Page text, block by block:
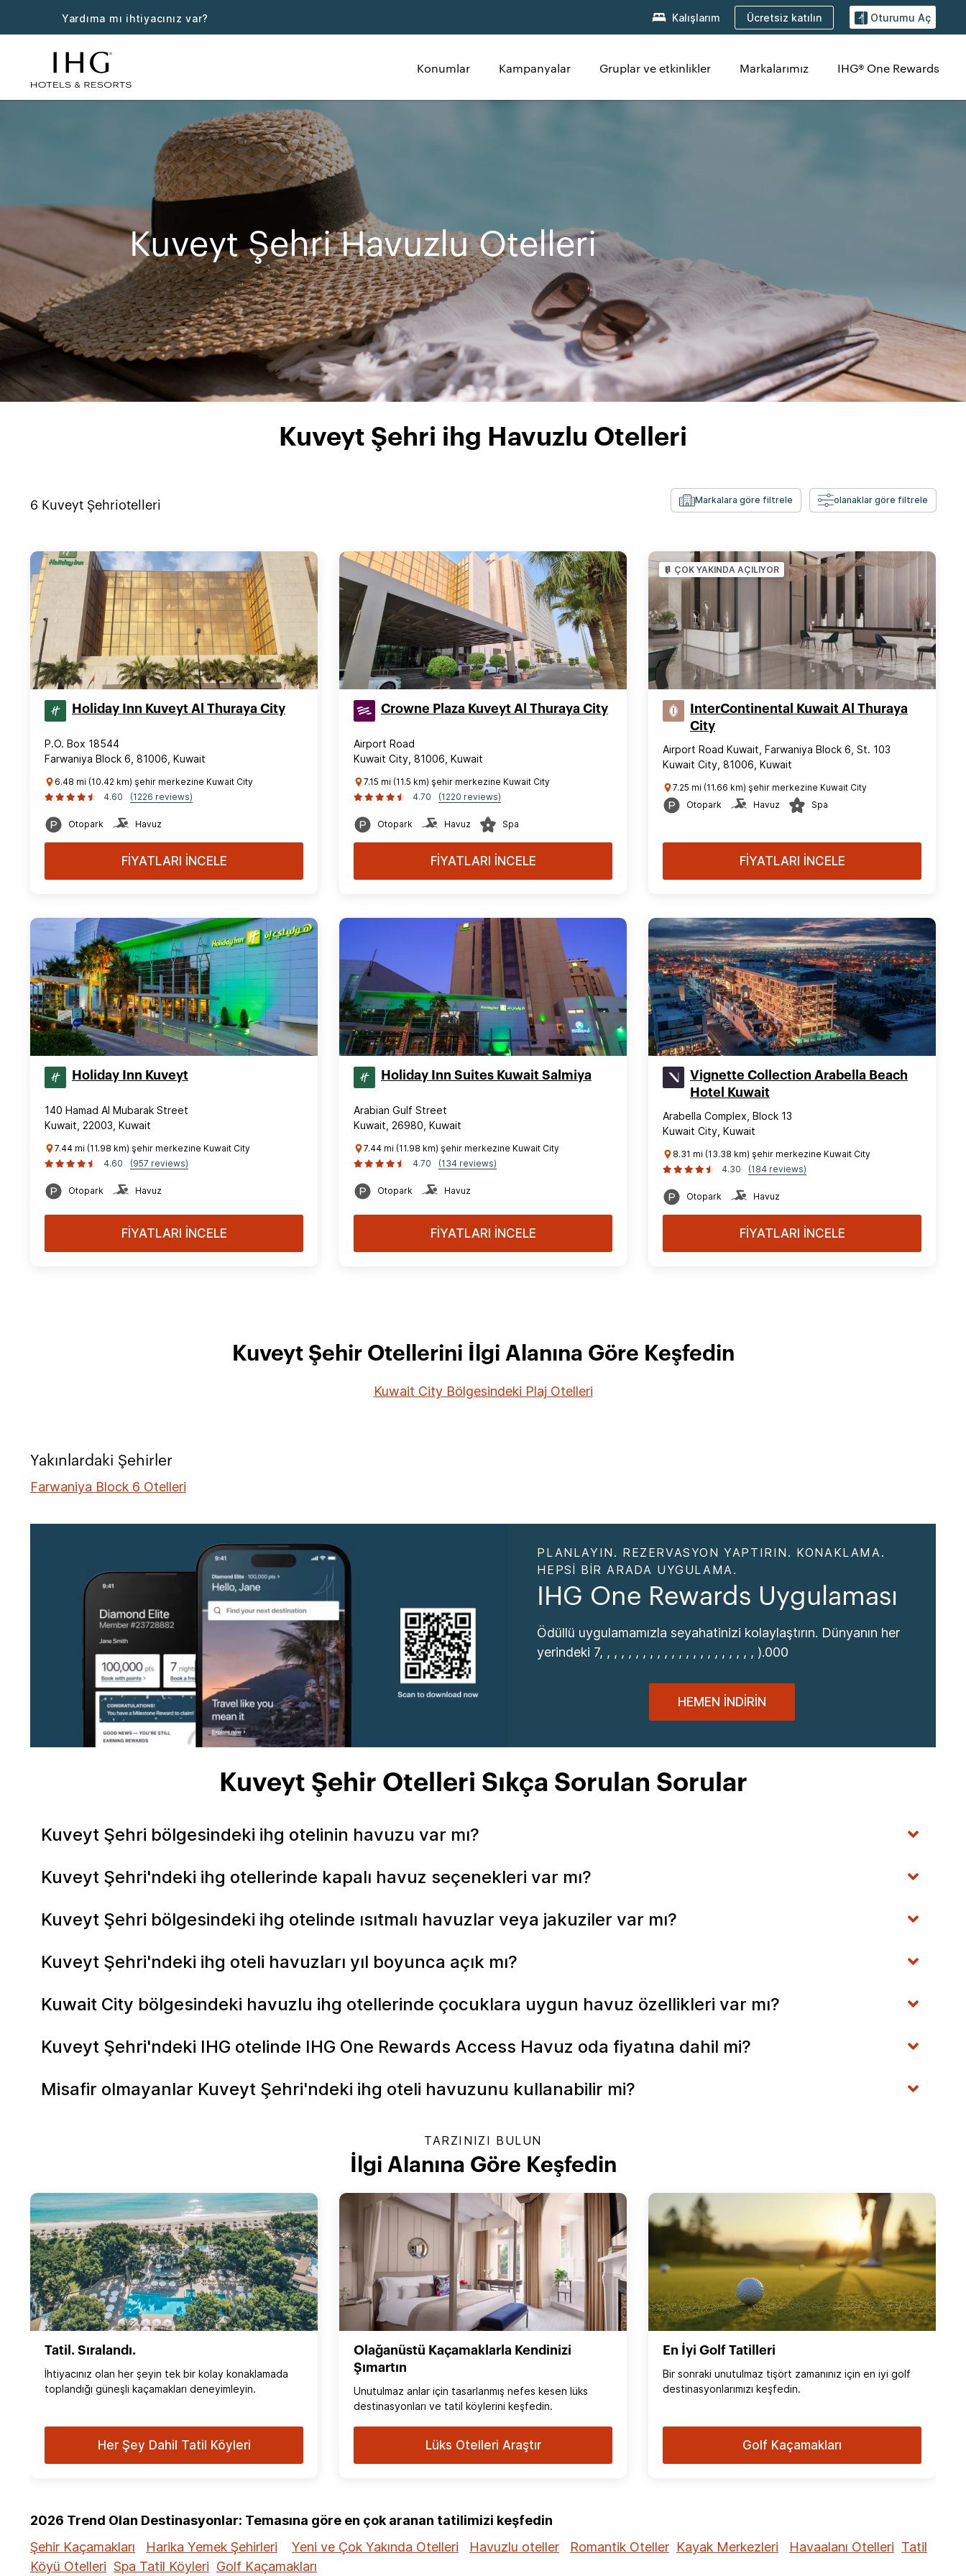
Yardıma mı ihtiyacınız var? Kalışlarım Ücretsiz katılın Oturumu Aç
Konumlar Kampanyalar Gruplar ve etkinlikler Markalarımız IHG® One Rewards
Kuveyt Şehri Havuzlu Otelleri
Kuveyt Şehri ihg Havuzlu Otelleri
6 Kuveyt Şehriotelleri Markalara göre filtrele olanaklar göre filtrele
Holiday Inn Kuveyt Al Thuraya City
P.O. Box 18544
Farwaniya Block 6, 81006, Kuwait
6.48 mi (10.42 km) şehir merkezine Kuwait City
4.60
(1226 reviews)
Otopark Havuz
FİYATLARI İNCELE
Crowne Plaza Kuveyt Al Thuraya City
Airport Road
Kuwait City, 81006, Kuwait
7.15 mi (11.5 km) şehir merkezine Kuwait City
4.70
(1220 reviews)
Otopark Havuz Spa
FİYATLARI İNCELE
ÇOK YAKINDA AÇILIYOR
InterContinental Kuwait Al Thuraya
City
Airport Road Kuwait, Farwaniya Block 6, St. 103
Kuwait City, 81006, Kuwait
7.25 mi (11.66 km) şehir merkezine Kuwait City
Otopark
Havuz Spa
FİYATLARI İNCELE
Holiday Inn Kuveyt
140 Hamad Al Mubarak Street
Kuwait, 22003, Kuwait
7.44 mi (11.98 km) şehir merkezine Kuwait City
4.60
(957 reviews)
Otopark Havuz
FİYATLARI İNCELE
Holiday Inn Suites Kuwait Salmiya
Arabian Gulf Street
Kuwait, 26980, Kuwait
7.44 mi (11.98 km) şehir merkezine Kuwait City
4.70
(134 reviews)
Otopark Havuz
FİYATLARI İNCELE
Vignette Collection Arabella Beach
Hotel Kuwait
Arabella Complex, Block 13
Kuwait City, Kuwait
8.31 mi (13.38 km) şehir merkezine Kuwait City
4.30
(184 reviews)
Otopark Havuz
FİYATLARI İNCELE
Kuveyt Şehir Otellerini İlgi Alanına Göre Keşfedin
Kuwait City Bölgesindeki Plaj Otelleri
Yakınlardaki Şehirler
Farwaniya Block 6 Otelleri
PLANLAYIN. REZERVASYON YAPTIRIN. KONAKLAMA.
HEPSI BIR ARADA UYGULAMA.
IHG One Rewards Uygulaması
Ödüllü uygulamamızla seyahatinizi kolaylaştırın. Dünyanın her
yerindeki 7, , , , , , , , , , , , , , , , , , , , , , ).000
HEMEN İNDIRIN
Kuveyt Şehir Otelleri Sıkça Sorulan Sorular
Kuveyt Şehri bölgesindeki ihg otelinin havuzu var mı?
Kuveyt Şehri'ndeki ihg otellerinde kapalı havuz seçenekleri var mı?
Kuveyt Şehri bölgesindeki ihg otelinde ısıtmalı havuzlar veya jakuziler var mı?
Kuveyt Şehri'ndeki ihg oteli havuzları yıl boyunca açık mı?
Kuwait City bölgesindeki havuzlu ihg otellerinde çocuklara uygun havuz özellikleri var mı?
Kuveyt Şehri'ndeki IHG otelinde IHG One Rewards Access Havuz oda fiyatına dahil mi?
Misafir olmayanlar Kuveyt Şehri'ndeki ihg oteli havuzunu kullanabilir mi?
TARZINIZI BULUN
İlgi Alanına Göre Keşfedin
Tatil. Sıralandı.
İhtiyacınız olan her şeyin tek bir kolay konaklamada
toplandığı güneşli kaçamakları deneyimleyin.
Her Şey Dahil Tatil Köyleri
Olağanüstü Kaçamaklarla Kendinizi
Şımartın
Unutulmaz anlar için tasarlanmış nefes kesen lüks
destinasyonları ve tatil köylerini keşfedin.
Lüks Otelleri Araştır
En İyi Golf Tatilleri
Bir sonraki unutulmaz tişört zamanınız için en iyi golf
destinasyonlarımızı keşfedin.
Golf Kaçamakları
2026 Trend Olan Destinasyonlar: Temasına göre en çok aranan tatilimizi keşfedin
Şehir Kaçamakları
Harika Yemek Şehirleri Yeni ve Çok Yakında Otelleri Havuzlu oteller Romantik Oteller Kayak Merkezleri Havaalanı Otelleri Tatil
Köyü Otelleri Spa Tatil Köyleri Golf Kaçamakları